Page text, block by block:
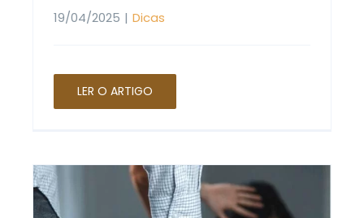
19/04/2025 | Dicas
LER O ARTIGO